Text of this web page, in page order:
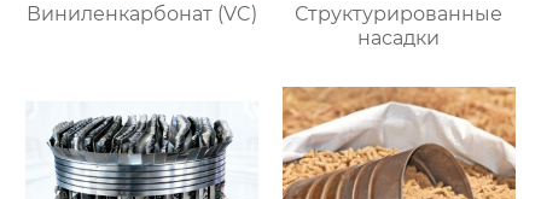
Виниленкарбонат (VC)
Структурированные
насадки